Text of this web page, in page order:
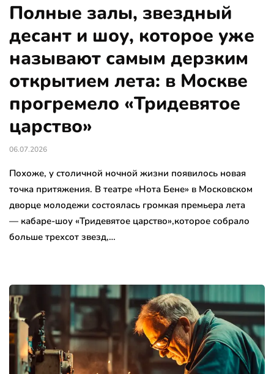
Полные залы, звездный
десант и шоу, которое уже
называют самым дерзким
открытием лета: в Москве
прогремело «Тридевятое
царство»
06.07.2026
Похоже, у столичной ночной жизни появилось новая
точка притяжения. В театре «Нота Бене» в Московском
дворце молодежи состоялась громкая премьера лета
— кабаре-шоу «Тридевятое царство»,которое собрало
больше трехсот звезд,…